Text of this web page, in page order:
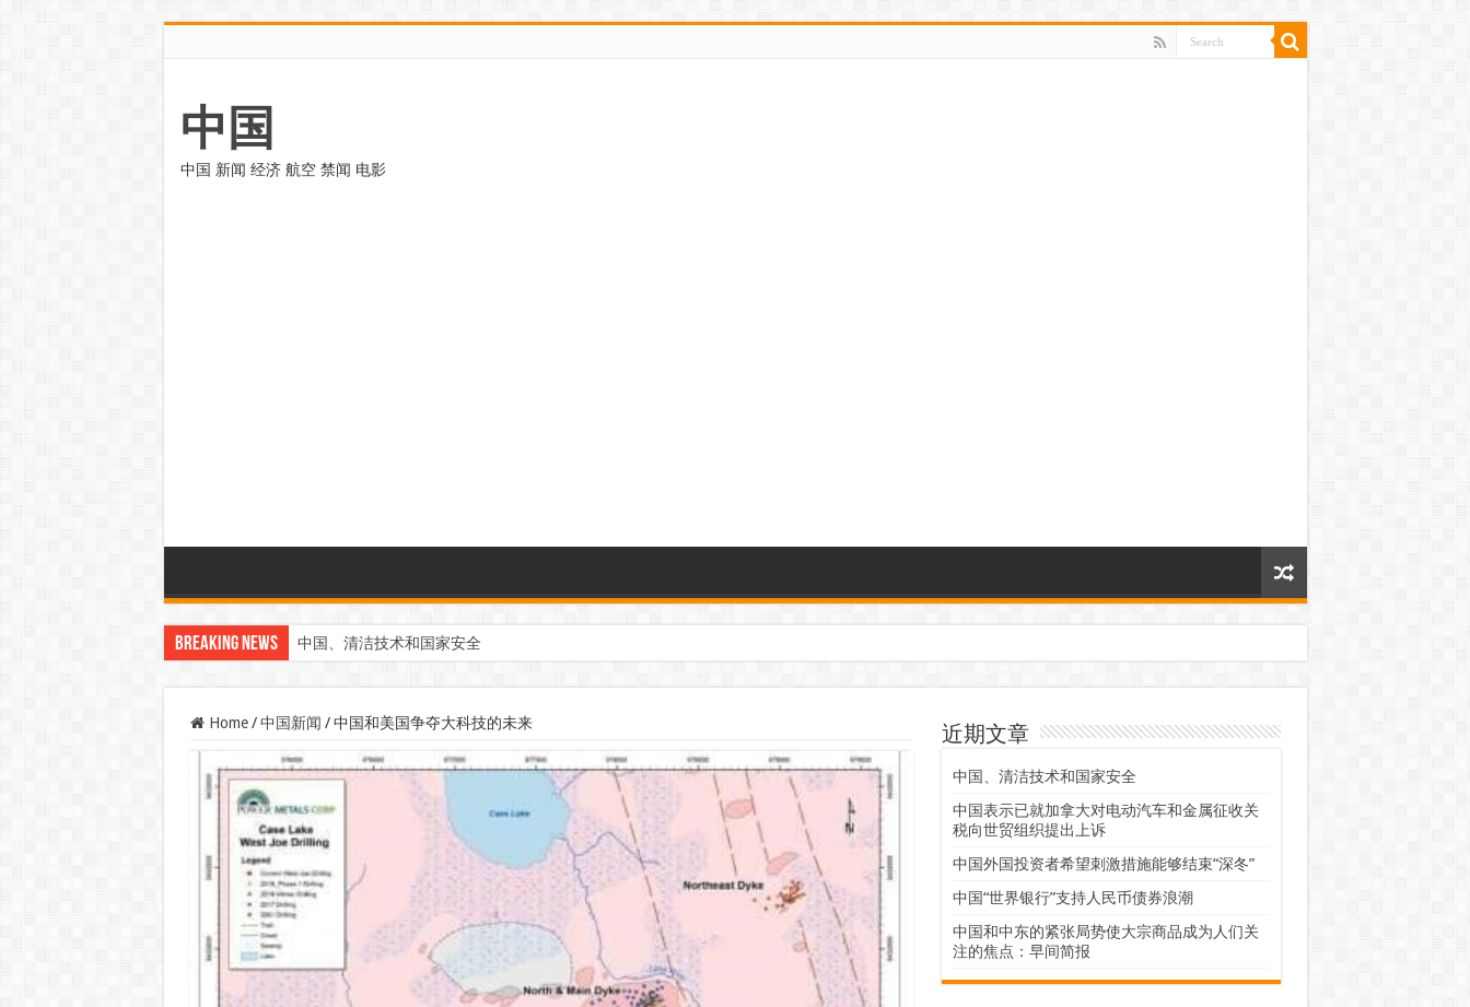
中国
中国 新闻 经济 航空 禁闻 电影
Breaking News 中国、清洁技术和国家安全
Home / 中国新闻 / 中国和美国争夺大科技的未来
近期文章
中国、清洁技术和国家安全
中国表示已就加拿大对电动汽车和金属征收关
税向世贸组织提出上诉
中国外国投资者希望刺激措施能够结束“深冬”
中国“世界银行”支持人民币债券浪潮
中国和中东的紧张局势使大宗商品成为人们关
注的焦点：早间简报